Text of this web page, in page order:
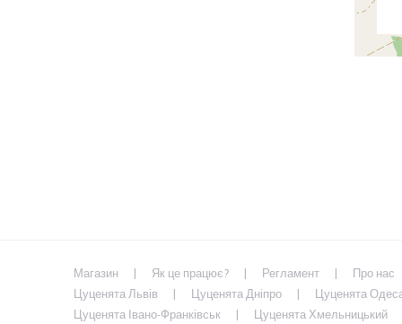
Магазин Як це працює? Регламент
Про нас
Цуценята Львів
Цуценята Дніпро
Цуценята
Цуценята Івано-Франківськ
Цуценята Хмельницький